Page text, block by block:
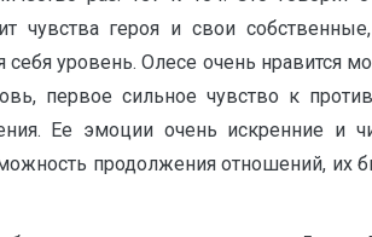
чувства героя и свои
уровень. Олесе очень нравится
первое сильное чувство к
Ее эмоции очень искренние и
продолжения отношений, их